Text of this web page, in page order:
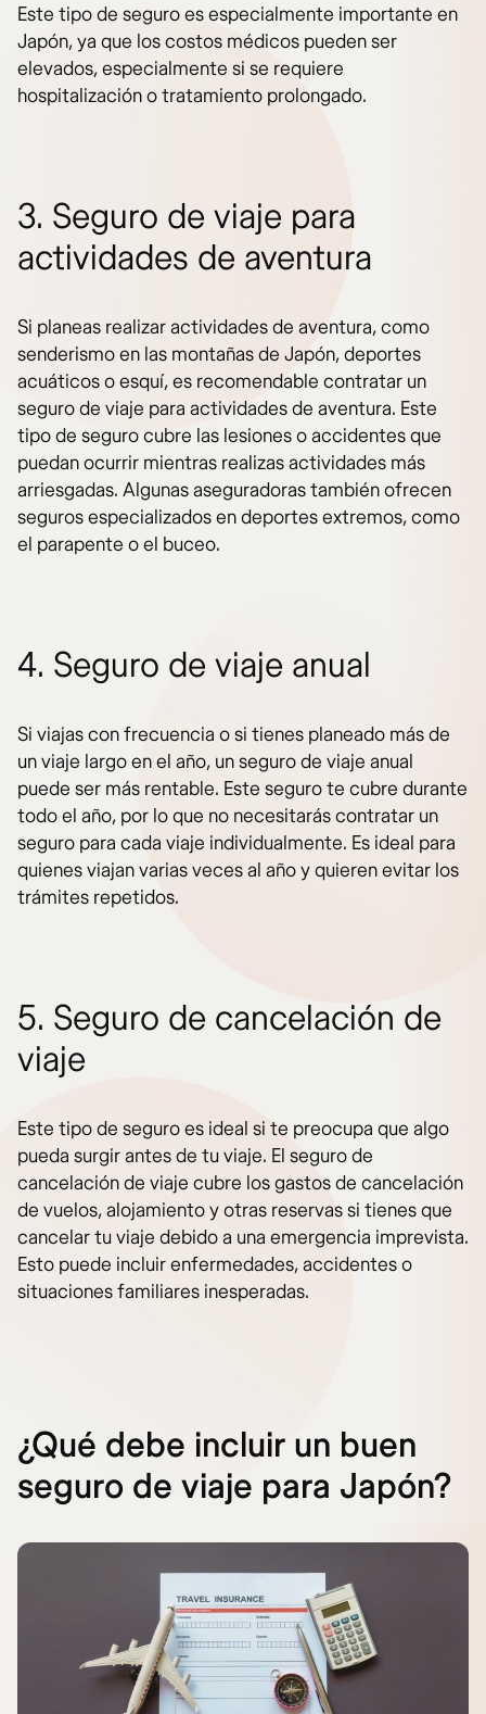
Este tipo de seguro es especialmente importante en
Japón, ya que los costos médicos pueden ser
elevados, especialmente si se requiere
hospitalización o tratamiento prolongado.
3. Seguro de viaje para
actividades de aventura
Si planeas realizar actividades de aventura, como
senderismo en las montañas de Japón, deportes
acuáticos o esquí, es recomendable contratar un
seguro de viaje para actividades de aventura. Este
tipo de seguro cubre las lesiones o accidentes que
puedan ocurrir mientras realizas actividades más
arriesgadas. Algunas aseguradoras también ofrecen
seguros especializados en deportes extremos, como
el parapente o el buceo.
4. Seguro de viaje anual
Si viajas con frecuencia o si tienes planeado más de
un viaje largo en el año, un seguro de viaje anual
puede ser más rentable. Este seguro te cubre durante
todo el año, por lo que no necesitarás contratar un
seguro para cada viaje individualmente. Es ideal para
quienes viajan varias veces al año y quieren evitar los
trámites repetidos.
5. Seguro de cancelación de
viaje
Este tipo de seguro es ideal si te preocupa que algo
pueda surgir antes de tu viaje. El seguro de
cancelación de viaje cubre los gastos de cancelación
de vuelos, alojamiento y otras reservas si tienes que
cancelar tu viaje debido a una emergencia imprevista.
Esto puede incluir enfermedades, accidentes o
situaciones familiares inesperadas.
¿Qué debe incluir un buen
seguro de viaje para Japón?